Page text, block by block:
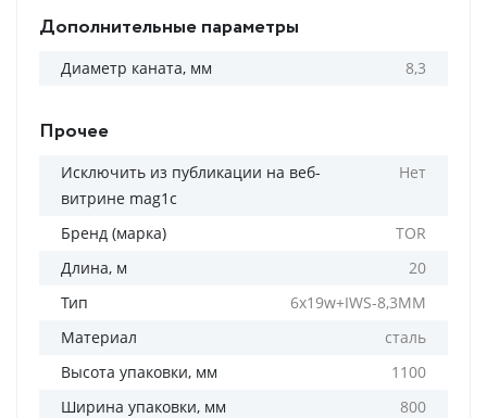
Дополнительные параметры
Диаметр каната, мм 8,3
Прочее
Исключить из публикации на веб-
витрине mag1c
Нет
Бренд (марка)
TOR
Длина, м
20
Тип
6x19w+IWS-8,3MM
Материал
сталь
Высота упаковки, мм
1100
Ширина упаковки, мм
800